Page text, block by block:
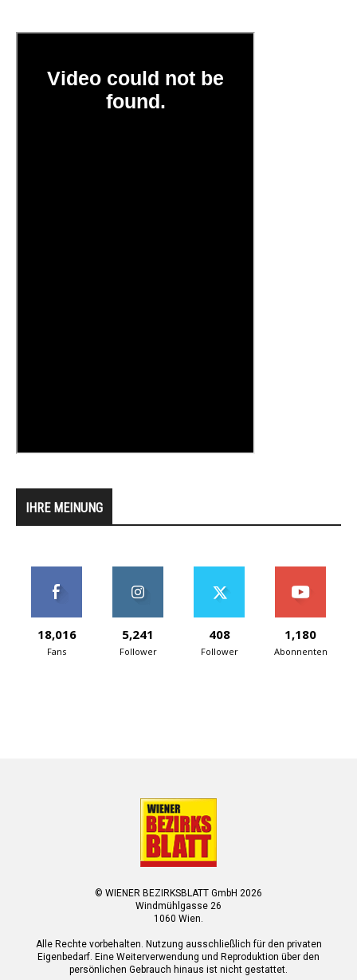
IHRE MEINUNG
18,016
Fans
5,241
Follower
408
Follower
1,180
Abonnenten
© WIENER BEZIRKSBLATT GmbH 2026
Windmühlgasse 26
1060 Wien.
Alle Rechte vorbehalten. Nutzung ausschließlich für den privaten
Eigenbedarf. Eine Weiterverwendung und Reproduktion über den
persönlichen Gebrauch hinaus ist nicht gestattet.